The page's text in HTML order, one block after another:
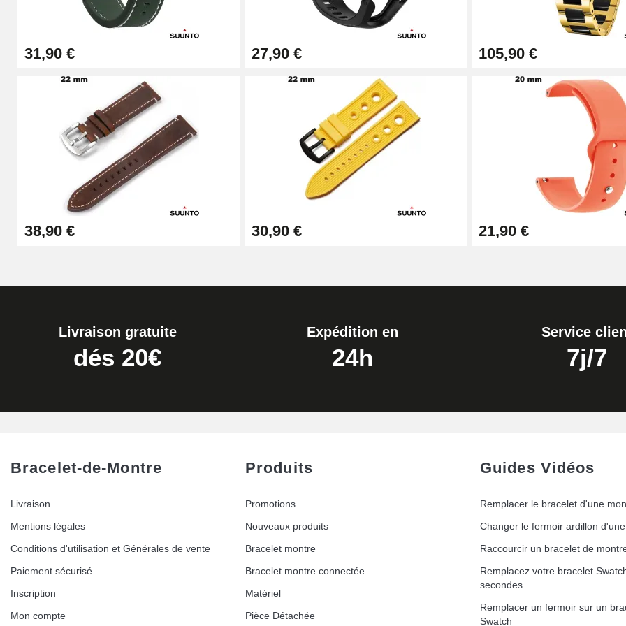
31,90 € 27,90 € 105,90 €
38,90 € 30,90 € 21,90 €
Livraison gratuite
dés 20€
Expédition en
24h
Service
7j/7
Bracelet-de-Montre
Livraison
Mentions légales
Conditions d'utilisation et Générales de vente
Paiement sécurisé
Inscription
Mon compte
Produits
Promotions
Nouveaux produits
Bracelet montre
Bracelet montre connectée
Matériel
Pièce Détachée
Guides Vidéos
Remplacer le bracelet d'une
Changer le fermoir ardillon
Raccourcir un bracelet de
Remplacez votre bracelet
secondes
Remplacer un fermoir sur un
Swatch